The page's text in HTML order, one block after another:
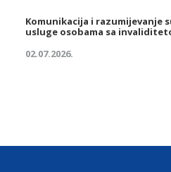
Komunikacija i razumijevanje
usluge osobama sa
02.07.2026.